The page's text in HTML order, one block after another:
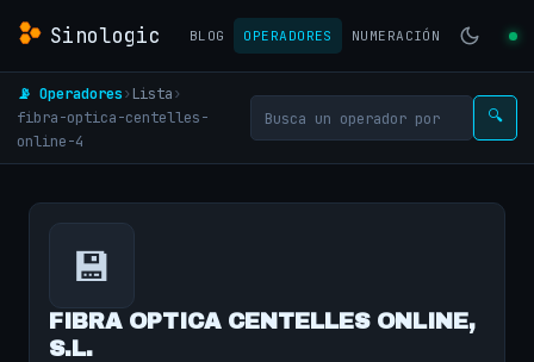
Sinologic BLOG OPERADORES NUMERACIÓN
📡 Operadores› Lista›
fibra-optica-centelles-
online-4
🔍
💾
FIBRA OPTICA CENTELLES ONLINE,
S.L.